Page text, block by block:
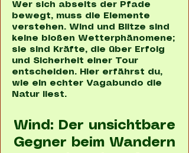
Wer sich abseits der Pfade
bewegt, muss die Elemente
verstehen. Wind und Blitze sind
keine bloßen Wetterphänomene;
sie sind Kräfte, die über Erfolg
und Sicherheit einer Tour
entscheiden. Hier erfährst du,
wie ein echter Vagabundo die
Natur liest.
Wind: Der unsichtbare
Gegner beim Wandern